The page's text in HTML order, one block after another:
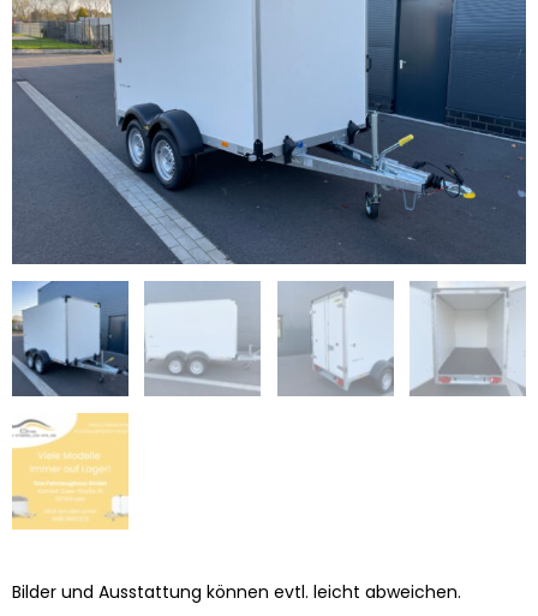
Bilder und Ausstattung können evtl. leicht abweichen.